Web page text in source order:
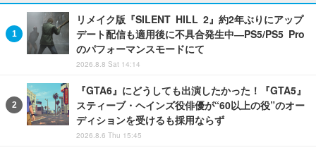
リメイク版『SILENT HILL 2』約2年ぶりにアップ
デート配信も適用後に不具合発生中―PS5/PS5 Pro
のパフォーマンスモードにて
2026.8.8 Sat 14:14
『GTA6』にどうしても出演したかった！『GTA5』
スティーブ・ヘインズ役俳優が“60以上の役”のオー
ディションを受けるも採用ならず
2026.8.6 Thu 15:45